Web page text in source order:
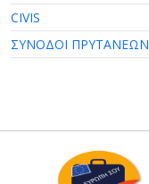
CIVIS
ΣΥΝΟΔΟΙ ΠΡΥΤΑΝΕΩΝ